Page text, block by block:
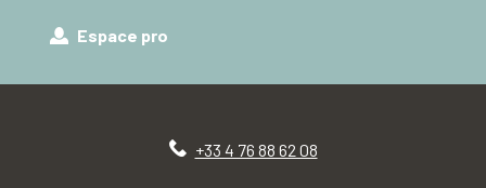
Espace pro
+33 4 76 88 62 08